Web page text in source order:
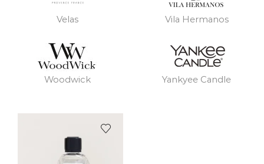
Velas Vila Hermanos
Woodwick Yankyee Candle